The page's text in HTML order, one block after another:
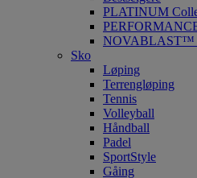
PLATINUM
NOVABLAST™
Sko
Løping
Terrengløping
Tennis
Volleyball
Håndball
Padel
SportStyle
Gåing